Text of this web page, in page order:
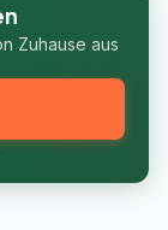
Zuhause aus